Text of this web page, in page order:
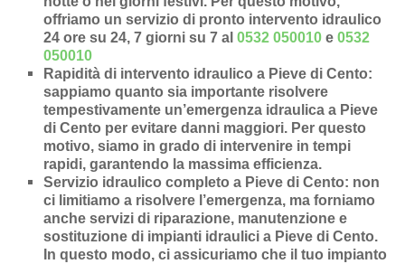
offriamo un servizio di pronto intervento idraulico
24 ore su 24, 7 giorni su 7 al0532 050010 e0532
050010
Rapidità di intervento idraulico a Pieve di Cento:
sappiamo quanto sia importante risolvere
tempestivamente un’emergenza idraulica a Pieve
di Cento per evitare danni maggiori. Per questo
motivo, siamo in grado di intervenire intempi
rapidi, garantendo la massima efficienza.
Servizio idraulico completo a Pieve di Cento: non
ci limitiamo a risolvere l’emergenza, ma forniamo
ancheservizi di riparazione, manutenzione e
sostituzione di impianti idraulici a Pieve di Cento.
In questo modo, ci assicuriamo che il tuo impianto